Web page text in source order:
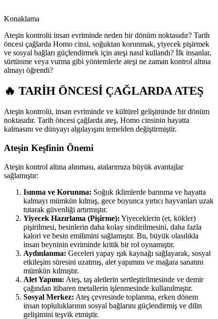
Konaklama
Ateşin kontrolü insan evriminde neden bir dönüm noktasıdır? Tarih
öncesi çağlarda Homo cinsi, soğuktan korunmak, yiyecek pişirmek
ve sosyal bağları güçlendirmek için ateşi nasıl kullandı? İlk insanlar,
sürtünme veya vurma gibi yöntemlerle ateşi ne zaman kontrol altına
almayı öğrendi?
🔥 TARİH ÖNCESİ ÇAĞLARDA ATEŞ
Ateşin kontrolü, insan evriminde ve kültürel gelişiminde bir dönüm
noktasıdır. Tarih öncesi çağlarda ateş, Homo cinsinin hayatta
kalmasını ve dünyayı algılayışını temelden değiştirmiştir.
Ateşin Keşfinin Önemi
Ateşin kontrol altına alınması, atalarımıza büyük avantajlar
sağlamıştır:
Isınma ve Korunma: Soğuk iklimlerde barınma ve hayatta
kalmayı mümkün kılmış, gece boyunca yırtıcı hayvanları uzak
tutarak güvenliği artırmıştır.
Yiyecek Hazırlama (Pişirme): Yiyeceklerin (et, kökler)
pişirilmesi, besinlerin daha kolay sindirilmesini, daha fazla
kalori ve besin emilimini sağlamıştır. Bu, büyük olasılıkla
insan beyninin evriminde kritik bir rol oynamıştır.
Aydınlanma: Geceleri yapay ışık kaynağı sağlayarak, sosyal
etkileşim süresini uzatmış, alet yapımını ve mağara sanatını
mümkün kılmıştır.
Alet Yapımı: Ateş, taş aletlerin sertleştirilmesinde ve demir
çağından itibaren metallerin işlenmesinde kullanılmıştır.
Sosyal Merkez: Ateş çevresinde toplanma, erken dönem
insan topluluklarının sosyal bağlarını güçlendirmiş ve dilin
gelişimini teşvik etmiştir.